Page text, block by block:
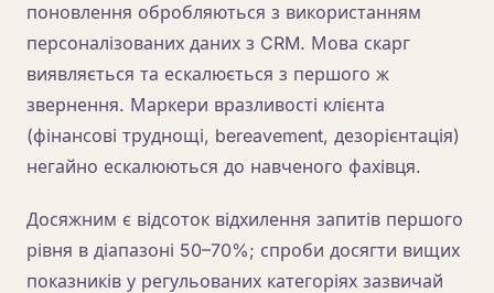
поновлення обробляються з використанням
персоналізованих даних з CRM. Мова скарг
виявляється та ескалюється з першого ж
звернення. Маркери вразливості клієнта
(фінансові труднощі, bereavement, дезорієнтація)
негайно ескалюються до навченого фахівця.
Досяжним є відсоток відхилення запитів першого
рівня в діапазоні 50–70%; спроби досягти вищих
показників у регульованих категоріях зазвичай